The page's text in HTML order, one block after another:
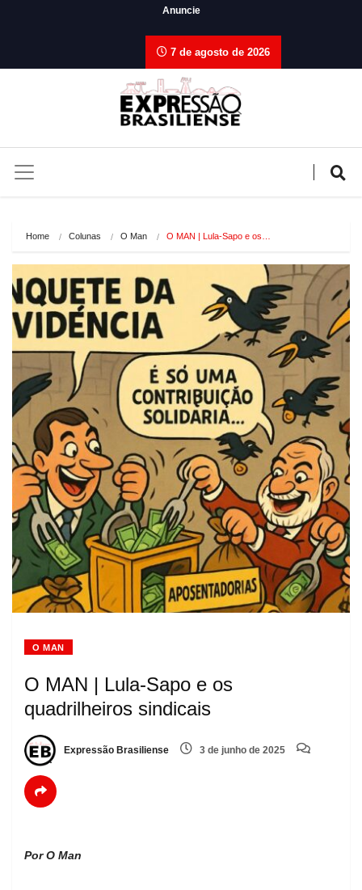
Anuncie
7 de agosto de 2026
Home Colunas O Man O MAN | Lula-Sapo e os…
O MAN
O MAN | Lula-Sapo e os
quadrilheiros sindicais
Expressão Brasiliense 3 de junho de 2025
Por O Man